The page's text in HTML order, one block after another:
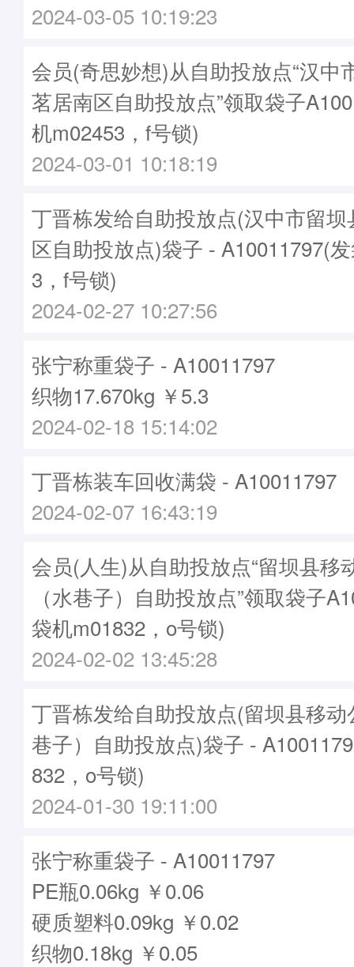
2024-03-05 10:19:23
会员(奇思妙想)从自助投放点“汉中
茗居南区自助投放点”领取袋子
机m02453，f号锁)
2024-03-01 10:18:19
丁晋栋发给自助投放点(汉中市留
区自助投放点)袋子 - A10011797(
3，f号锁)
2024-02-27 10:27:56
张宁称重袋子 - A10011797
织物17.670kg ￥5.3
2024-02-18 15:14:02
丁晋栋装车回收满袋 - A10011797
2024-02-07 16:43:19
会员(人生)从自助投放点“留坝县移
（水巷子）自助投放点”领取袋子
袋机m01832，o号锁)
2024-02-02 13:45:28
丁晋栋发给自助投放点(留坝县移
巷子）自助投放点)袋子 -
832，o号锁)
2024-01-30 19:11:00
张宁称重袋子 - A10011797
PE瓶0.06kg ￥0.06
硬质塑料0.09kg ￥0.02
织物0.18kg ￥0.05